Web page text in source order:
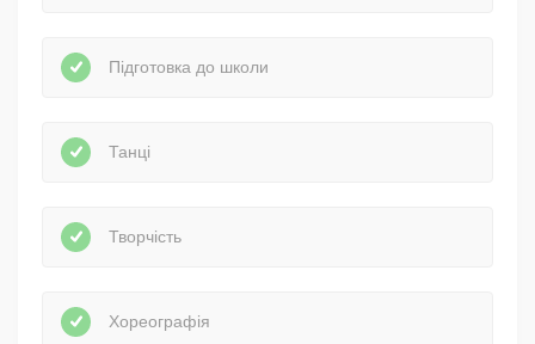
Підготовка до школи
Танці
Творчість
Хореографія